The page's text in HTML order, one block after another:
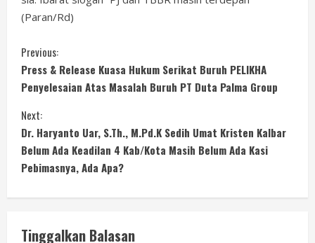
(Paran/Rd)
C
o
n
t
i
n
u
Previous:
Press & Release Kuasa Hukum Serikat Buruh PELIKHA
Penyelesaian Atas Masalah Buruh PT Duta Palma Group
Next:
Dr. Haryanto Uar, S.Th., M.Pd.K Sedih Umat Kristen Kalbar
Belum Ada Keadilan 4 Kab/Kota Masih Belum Ada Kasi
Pebimasnya, Ada Apa?
Tinggalkan Balasan